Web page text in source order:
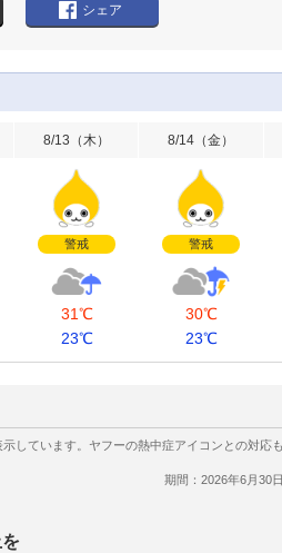
シェア
8/13 （木）
警戒
31℃
23℃
8/14（金）
警戒
30℃
23℃